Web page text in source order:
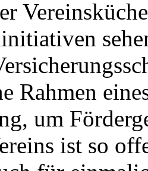
Rahmen
um
ist so